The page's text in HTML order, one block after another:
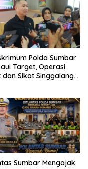
Polda Sumbar
Target, Operasi
dan Sikat Singgalang
Sumbar Mengajak